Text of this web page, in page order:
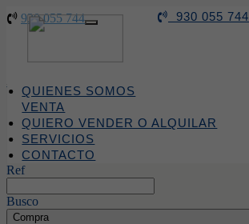
930 055 744
930 055 744
Toggle
QUIENES SOMOS
VENTA
QUIERO VENDER O ALQUILAR
SERVICIOS
CONTACTO
Ref
Busco
Compra